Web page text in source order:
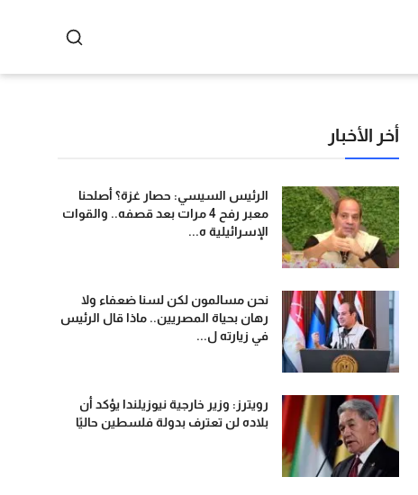
أخر الأخبار
الرئيس السيسي: حصار غزة؟ أصلحنا
معبر رفح 4 مرات بعد قصفه.. والقوات
الإسرائيلية ه...
نحن مسالمون لكن لسنا ضعفاء ولا
رهان بحياة المصريين.. ماذا قال الرئيس
في زيارته ل...
رويترز: وزير خارجية نيوزيلندا يؤكد أن
بلاده لن تعترف بدولة فلسطين حاليًا